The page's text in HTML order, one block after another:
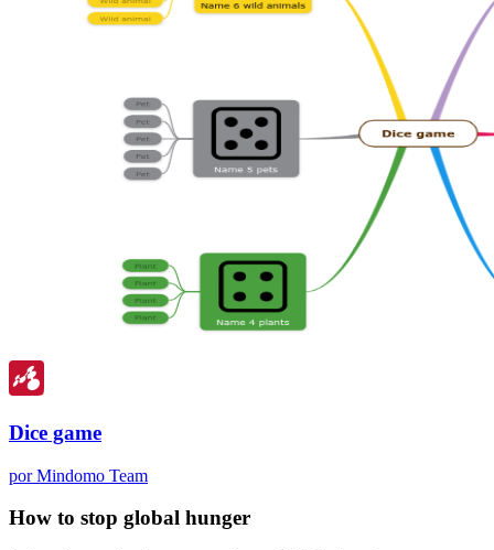
Dice game
por Mindomo Team
How to stop global hunger